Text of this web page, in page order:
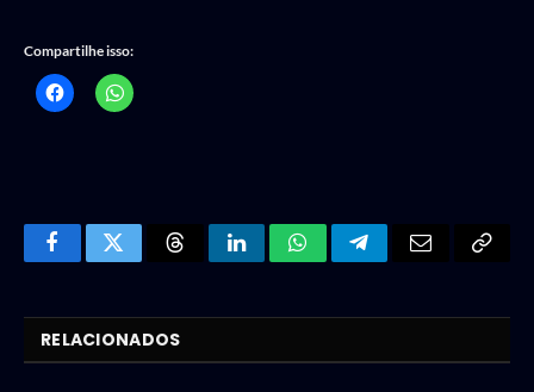
Compartilhe isso:
FacebookTwitterThreadsLinkedInWhatsAppTelegramEmail
Copy
RELACIONADOS